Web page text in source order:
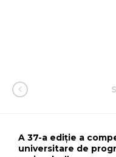
A 37-a ediție a
universitare de